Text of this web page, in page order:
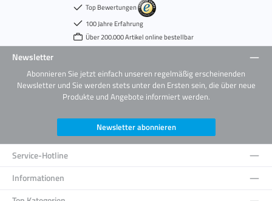
Top Bewertungen
100 Jahre Erfahrung
Über 200.000 Artikel online bestellbar
Newsletter
Abonnieren Sie jetzt einfach unseren regelmäßig erscheinenden
Newsletter und Sie werden stets unter den Ersten sein, die über neue
Produkte und Angebote informiert werden.
Newsletter abonnieren
Service-Hotline
Informationen